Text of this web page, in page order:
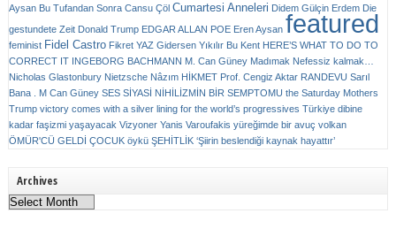
Aysan Bu Tufandan Sonra Cansu Çöl Cumartesi Anneleri Didem Gülçin Erdem Die
gestundete Zeit Donald Trump EDGAR ALLAN POE Eren Aysan featured
feminist Fidel Castro Fikret YAZ Gidersen Yıkılır Bu Kent HERE’S WHAT TO DO TO
CORRECT IT INGEBORG BACHMANN M. Can Güney Madımak Nefessiz kalmak…
Nicholas Glastonbury Nietzsche Nâzım HİKMET Prof. Cengiz Aktar RANDEVU Sarıl
Bana . M Can Güney SES SİYASİ NİHİLİZMİN BİR SEMPTOMU the Saturday Mothers
Trump victory comes with a silver lining for the world’s progressives Türkiye dibine
kadar faşizmi yaşayacak Vizyoner Yanis Varoufakis yüreğimde bir avuç volkan
ÖMÜR'CÜ GELDİ ÇOCUK öykü ŞEHİTLİK ‘Şiirin beslendiği kaynak hayattır’
Archives
Archives